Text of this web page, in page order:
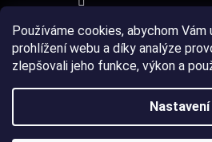
Používáme cookies, abychom Vám
prohlížení webu a díky analýze
zlepšovali jeho funkce, výkon a
Nastavení